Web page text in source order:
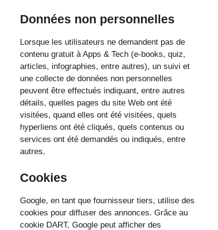
Données non personnelles
Lorsque les utilisateurs ne demandent pas de
contenu gratuit à Apps & Tech (e-books, quiz,
articles, infographies, entre autres), un suivi et
une collecte de données non personnelles
peuvent être effectués indiquant, entre autres
détails, quelles pages du site Web ont été
visitées, quand elles ont été visitées, quels
hyperliens ont été cliqués, quels contenus ou
services ont été demandés ou indiqués, entre
autres.
Cookies
Google, en tant que fournisseur tiers, utilise des
cookies pour diffuser des annonces. Grâce au
cookie DART, Google peut afficher des